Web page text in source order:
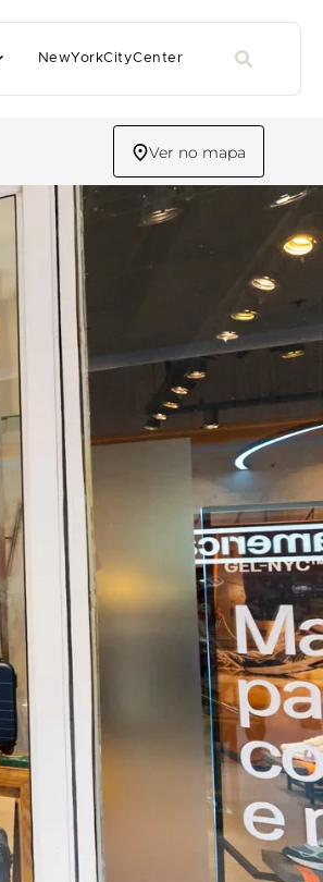
NewYorkCityCenter
Ver no mapa